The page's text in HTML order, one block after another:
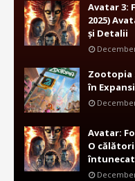
Avatar 3:
2025)
și Detalii
Zootopia
în
Avatar:
O